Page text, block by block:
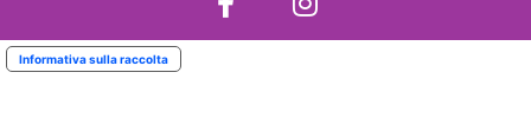
Informativa sulla raccolta